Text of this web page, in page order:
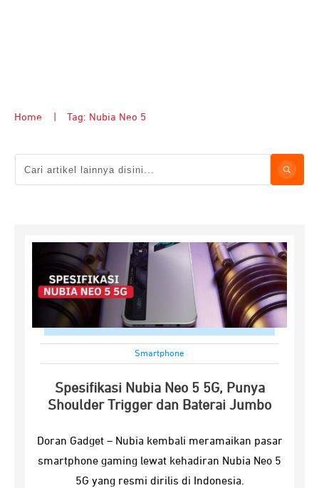
Home Tag: Nubia Neo 5
Smartphone
Spesifikasi Nubia Neo 5 5G, Punya
Shoulder Trigger dan Baterai Jumbo
Doran Gadget – Nubia kembali meramaikan pasar
smartphone gaming lewat kehadiran Nubia Neo 5
5G yang resmi dirilis di Indonesia.